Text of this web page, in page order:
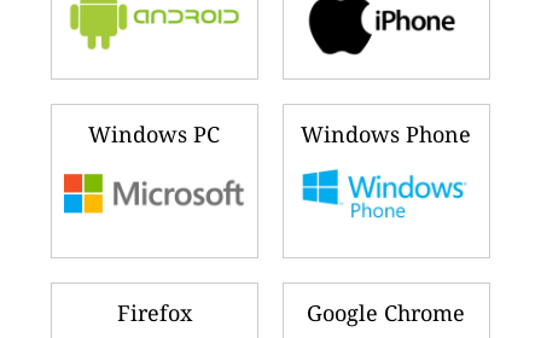
Windows Phone
Windows PC
Google Chrome
Firefox